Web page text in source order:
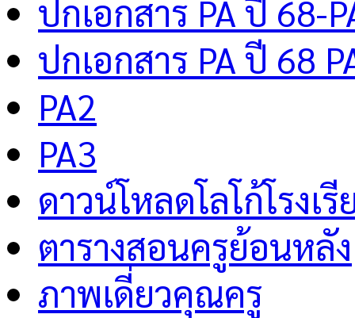
ปกเอกสาร PA ปี 68-
ปกเอกสาร PA ปี 68
PA2
PA3
ดาวน์โหลดโลโก้โรงเ
ตารางสอนครูย้อนหลัง
ภาพเดี่ยวคุณครู